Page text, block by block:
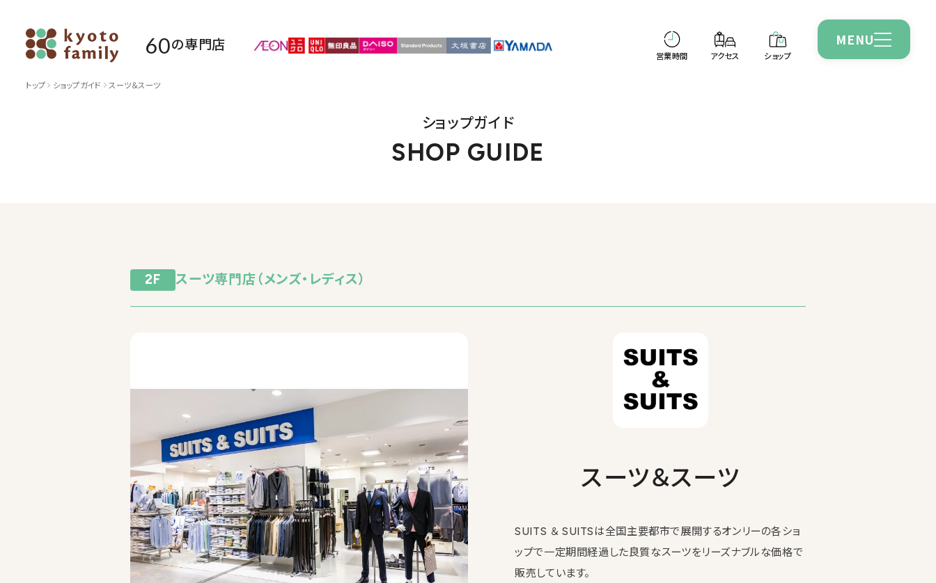
60の専門店
営業時間 アクセス ショップ
MENU
ショップガイド
SHOP GUIDE
トップ ショップガイド スーツ＆スーツ
2F スーツ専門店（メンズ・レディス）
スーツ＆スーツ
SUITS ＆ SUITSは全国主要都市で展開するオンリーの各ショ
ップで一定期間経過した良質なスーツをリーズナブルな価格で
販売しています。
CLOSE
採用情報